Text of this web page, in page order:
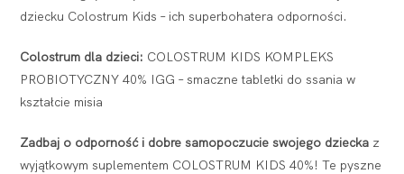
dziecku Colostrum Kids – ich superbohatera odporności.
Colostrum dla dzieci: COLOSTRUM KIDS KOMPLEKS
PROBIOTYCZNY 40% IGG – smaczne tabletki do ssania w
kształcie misia
Zadbaj o odporność i dobre samopoczucie swojego dziecka z
wyjątkowym suplementem COLOSTRUM KIDS 40%! Te pyszne